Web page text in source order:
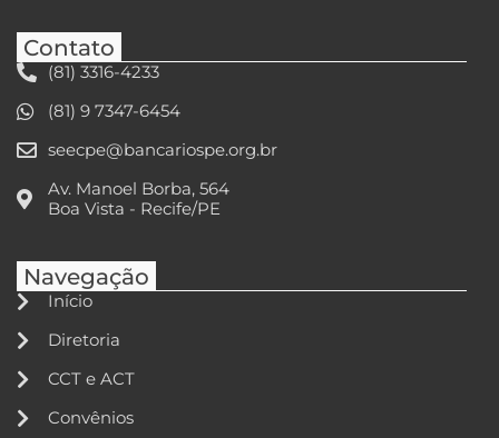
Contato
(81) 3316-4233
(81) 9 7347-6454
seecpe@bancariospe.org.br
Av. Manoel Borba, 564
Boa Vista - Recife/PE
Navegação
Início
Diretoria
CCT e ACT
Convênios